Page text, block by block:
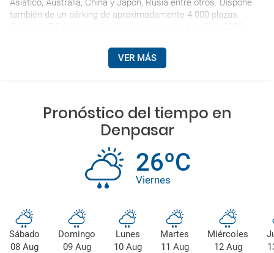
Asiático, Australia, China y Japón, Rusia entre otros. Dispone
también de un párking de aproximadamente 4.000 plazas.
VER MÁS
Pronóstico del tiempo en
Denpasar
26ºC
Viernes
Sábado
08 Aug
Domingo
09 Aug
Lunes
10 Aug
Martes
11 Aug
Miércoles
12 Aug